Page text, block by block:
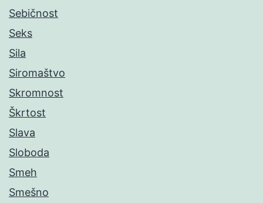
Sebičnost
Seks
Sila
Siromaštvo
Skromnost
Škrtost
Slava
Sloboda
Smeh
Smešno